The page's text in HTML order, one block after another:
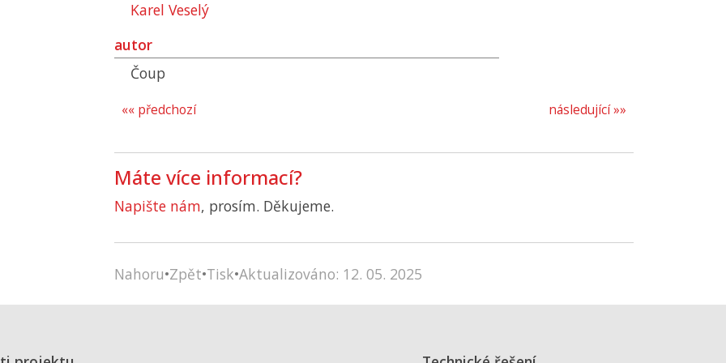
Karel Veselý
autor
Čoup
následující »»
«« předchozí
Máte více informací?
Napište nám, prosím. Děkujeme.
Nahoru•Zpět•Tisk•Aktualizováno: 12. 05. 2025